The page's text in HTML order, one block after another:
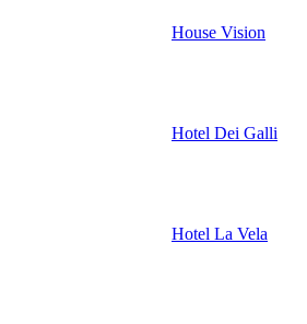
House Vision
Hotel Dei Galli
Hotel La Vela